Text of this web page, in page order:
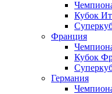
Кубок
Франция
Кубок
Германия